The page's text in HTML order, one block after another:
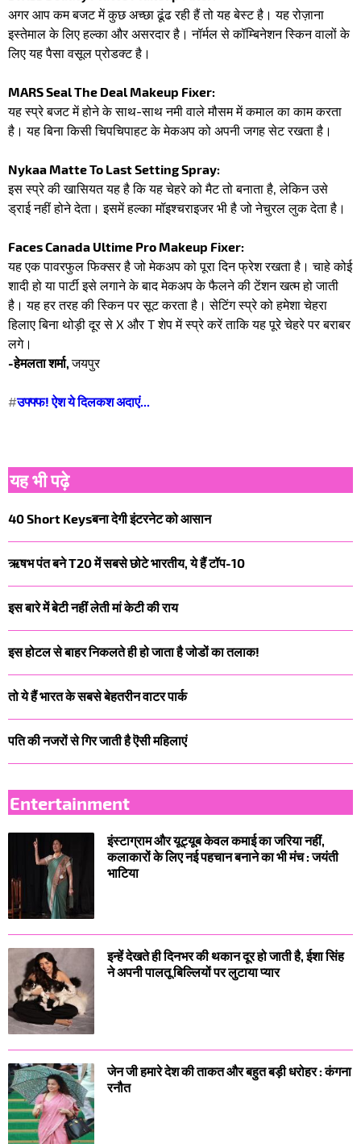
अगर आप कम बजट में कुछ अच्छा ढूंढ रही हैं तो यह बेस्ट है। यह रोज़ाना
इस्तेमाल के लिए हल्का और असरदार है। नॉर्मल से कॉम्बिनेशन स्किन वालों के
लिए यह पैसा वसूल प्रोडक्ट है।
MARS Seal The Deal Makeup Fixer:
यह स्प्रे बजट में होने के साथ-साथ नमी वाले मौसम में कमाल का काम करता
है। यह बिना किसी चिपचिपाहट के मेकअप को अपनी जगह सेट रखता है।
Nykaa Matte To Last Setting Spray:
इस स्प्रे की खासियत यह है कि यह चेहरे को मैट तो बनाता है, लेकिन उसे
ड्राई नहीं होने देता। इसमें हल्का मॉइश्चराइजर भी है जो नेचुरल लुक देता है।
Faces Canada Ultime Pro Makeup Fixer:
यह एक पावरफुल फिक्सर है जो मेकअप को पूरा दिन फ्रेश रखता है। चाहे कोई
शादी हो या पार्टी इसे लगाने के बाद मेकअप के फैलने की टेंशन खत्म हो जाती
है। यह हर तरह की स्किन पर सूट करता है। सेटिंग स्प्रे को हमेशा चेहरा
हिलाए बिना थोड़ी दूर से X और T शेप में स्प्रे करें ताकि यह पूरे चेहरे पर बराबर
लगे।
-हेमलता शर्मा,जयपुर
#उफ्फ्फ! ऐश ये दिलकश अदाएं...
यह भी पढ़े
40 Short Keysबना देगी इंटरनेट को आसान
ऋषभ पंत बने T20 में सबसे छोटे भारतीय, ये हैं टॉप-10
इस बारे में बेटी नहीं लेती मां केटी की राय
इस होटल से बाहर निकलते ही हो जाता है जोडों का तलाक!
तो ये हैं भारत के सबसे बेहतरीन वाटर पार्क
पति की नजरों से गिर जाती है ऎसी महिलाएं
Entertainment
इंस्टाग्राम और यूट्यूब केवल कमाई का जरिया नहीं,
कलाकारों के लिए नई पहचान बनाने का भी मंच : जयंती
भाटिया
इन्हें देखते ही दिनभर की थकान दूर हो जाती है, ईशा सिंह
ने अपनी पालतू बिल्लियों पर लुटाया प्यार
जेन जी हमारे देश की ताकत और बहुत बड़ी धरोहर : कंगना
रनौत